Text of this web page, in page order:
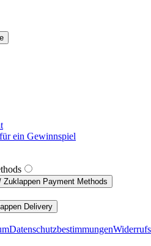
ein Gewinnspiel
Zuklappen Payment Methods
Delivery
Datenschutzbestimmungen